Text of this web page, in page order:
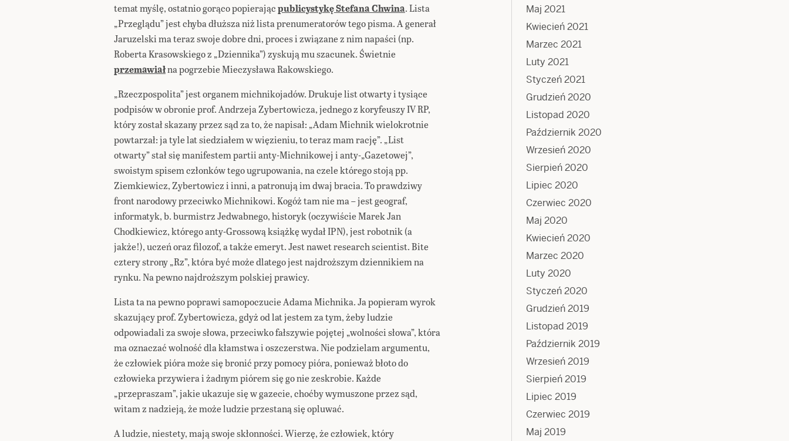
temat myślę, ostatnio gorąco popierającpublicystykę Stefana Chwina. Lista
„Przeglądu” jest chyba dłuższa niż lista prenumeratorów tego pisma. A generał
Jaruzelski ma teraz swoje dobre dni, proces i związane z nim napaści (np.
Roberta Krasowskiego z „Dziennika”) zyskują mu szacunek. Świetnie
przemawiałna pogrzebie Mieczysława Rakowskiego.
„Rzeczpospolita” jest organem michnikojadów. Drukuje list otwarty i tysiące
podpisów w obronie prof. Andrzeja Zybertowicza, jednego z koryfeuszy IV RP,
który został skazany przez sąd za to, że napisał: „Adam Michnik wielokrotnie
powtarzał: ja tyle lat siedziałem w więzieniu, to teraz mam rację”. „List
otwarty” stał się manifestem partii anty-Michnikowej i anty-„Gazetowej”,
swoistym spisem członków tego ugrupowania, na czele którego stoją pp.
Ziemkiewicz, Zybertowicz i inni, a patronują im dwaj bracia. To prawdziwy
front narodowy przeciwko Michnikowi. Kogóż tam nie ma – jest geograf,
informatyk, b. burmistrz Jedwabnego, historyk (oczywiście Marek Jan
Chodkiewicz, którego anty-Grossową książkę wydał IPN), jest robotnik (a
jakże!), uczeń oraz filozof, a także emeryt. Jest nawet research scientist. Bite
cztery strony „Rz”, która być może dlatego jest najdroższym dziennikiem na
rynku. Na pewno najdroższym polskiej prawicy.
Lista ta na pewno poprawi samopoczucie Adama Michnika. Ja popieram wyrok
skazujący prof. Zybertowicza, gdyż od lat jestem za tym, żeby ludzie
odpowiadali za swoje słowa, przeciwko fałszywie pojętej „wolności słowa”, która
ma oznaczać wolność dla kłamstwa i oszczerstwa. Nie podzielam argumentu,
że człowiek pióra może się bronić przy pomocy pióra, ponieważ błoto do
człowieka przywiera i żadnym piórem się go nie zeskrobie. Każde
„przepraszam”, jakie ukazuje się w gazecie, choćby wymuszone przez sąd,
witam z nadzieją, że może ludzie przestaną się opluwać.
A ludzie, niestety, mają swoje skłonności. Wierzę, że człowiek, który
Maj 2021
Kwiecień 2021
Marzec 2021
Luty 2021
Styczeń 2021
Grudzień 2020
Listopad 2020
Październik 2020
Wrzesień 2020
Sierpień 2020
Lipiec 2020
Czerwiec 2020
Maj 2020
Kwiecień 2020
Marzec 2020
Luty 2020
Styczeń 2020
Grudzień 2019
Listopad 2019
Październik 2019
Wrzesień 2019
Sierpień 2019
Lipiec 2019
Czerwiec 2019
Maj 2019